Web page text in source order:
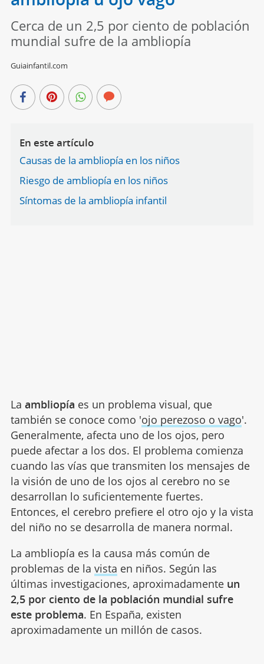
Cerca de un 2,5 por ciento de población
mundial sufre de la ambliopía
Guiainfantil.com
En este artículo
Causas de la ambliopía en los niños
Riesgo de ambliopía en los niños
Síntomas de la ambliopía infantil
La ambliopía es un problema visual, que
también se conoce como 'ojo perezoso o vago'.
Generalmente, afecta uno de los ojos, pero
puede afectar a los dos. El problema comienza
cuando las vías que transmiten los mensajes de
la visión de uno de los ojos al cerebro no se
desarrollan lo suficientemente fuertes.
Entonces, el cerebro prefiere el otro ojo y la vista
del niño no se desarrolla de manera normal.
La ambliopía es la causa más común de
problemas de la vista en niños. Según las
últimas investigaciones, aproximadamente un
2,5 por ciento de la población mundial sufre
este problema. En España, existen
aproximadamente un millón de casos.